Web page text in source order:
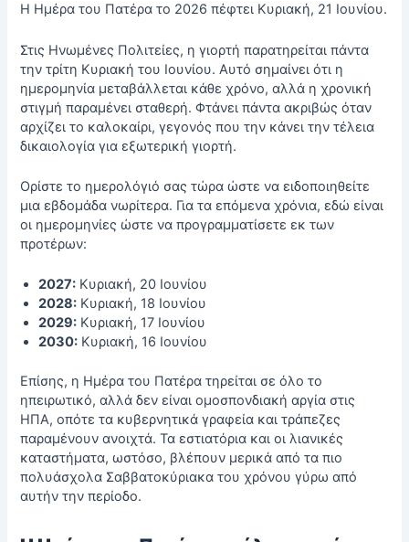
Η Ημέρα του Πατέρα το 2026 πέφτει Κυριακή, 21 Ιουνίου.
Στις Ηνωμένες Πολιτείες, η γιορτή παρατηρείται πάντα
την τρίτη Κυριακή του Ιουνίου. Αυτό σημαίνει ότι η
ημερομηνία μεταβάλλεται κάθε χρόνο, αλλά η χρονική
στιγμή παραμένει σταθερή. Φτάνει πάντα ακριβώς όταν
αρχίζει το καλοκαίρι, γεγονός που την κάνει την τέλεια
δικαιολογία για εξωτερική γιορτή.
Ορίστε το ημερολόγιό σας τώρα ώστε να ειδοποιηθείτε
μια εβδομάδα νωρίτερα. Για τα επόμενα χρόνια, εδώ είναι
οι ημερομηνίες ώστε να προγραμματίσετε εκ των
προτέρων:
2027: Κυριακή, 20 Ιουνίου
2028: Κυριακή, 18 Ιουνίου
2029: Κυριακή, 17 Ιουνίου
2030: Κυριακή, 16 Ιουνίου
Επίσης, η Ημέρα του Πατέρα τηρείται σε όλο το
ηπειρωτικό, αλλά δεν είναι ομοσπονδιακή αργία στις
ΗΠΑ, οπότε τα κυβερνητικά γραφεία και τράπεζες
παραμένουν ανοιχτά. Τα εστιατόρια και οι λιανικές
καταστήματα, ωστόσο, βλέπουν μερικά από τα πιο
πολυάσχολα Σαββατοκύριακα του χρόνου γύρω από
αυτήν την περίοδο.